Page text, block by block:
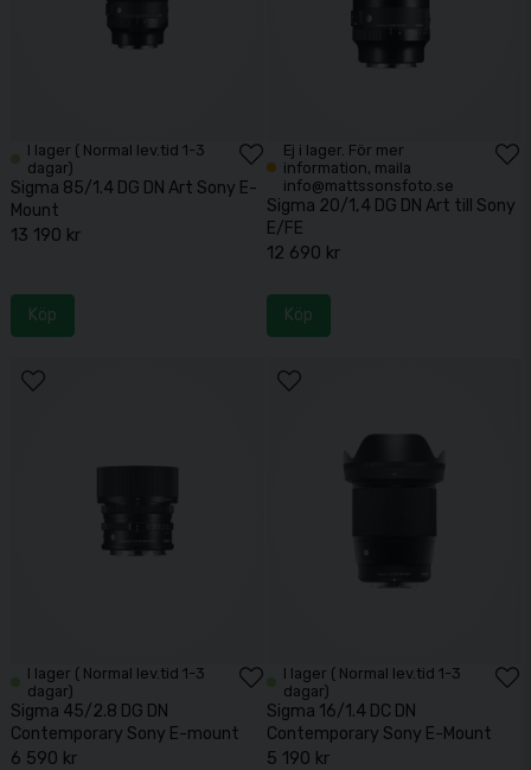
I lager ( Normal lev.tid 1-3
dagar)
Sigma 85/1.4 DG DN Art Sony E-
Mount
13 190 kr
Köp
Ej i lager. För mer
information, maila
info@mattssonsfoto.se
Sigma 20/1,4 DG DN Art till Sony
E/FE
12 690 kr
Köp
I lager ( Normal lev.tid 1-3
dagar)
Sigma 45/2.8 DG DN
Contemporary Sony E-mount
6 590 kr
I lager ( Normal lev.tid 1-3
dagar)
Sigma 16/1.4 DC DN
Contemporary Sony E-Mount
5 190 kr